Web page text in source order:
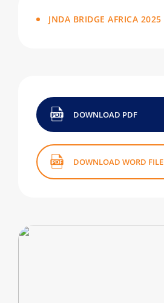
JNDA BRIDGE AFRICA 2025
DOWNLOAD PDF
DOWNLOAD WORD FILE